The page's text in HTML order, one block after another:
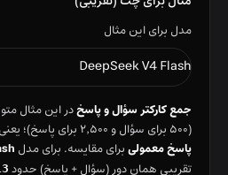
مدل برای این مثال
DeepSeek V4 Flash
جمع کارکتر سؤال و پاسخدر این مثال
(۵۰۰ برای سؤال و ۲٬۵۰۰ برای پاسخ)؛ یعنی حدود
پاسخ معمولی برای مقایسه. برای مدل
تقریبی همان دور (سؤال + پاسخ) حدود